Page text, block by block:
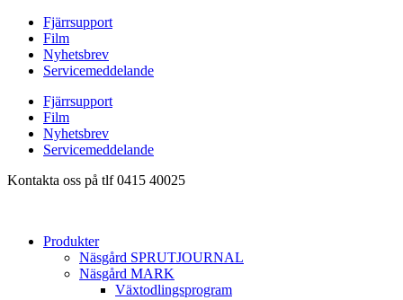
Hoppa
innehåll
Fjärrsupport
Film
Nyhetsbrev
Servicemeddelande
Fjärrsupport
Film
Nyhetsbrev
Servicemeddelande
Kontakta oss på tlf 0415 40025
Produkter
Näsgård SPRUTJOURNAL
Näsgård MARK
Växtodlingsprogram